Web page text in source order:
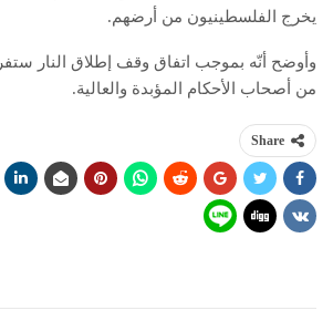
يخرج الفلسطينيون من أرضهم.
من أصحاب الأحكام المؤبدة والعالية.
Share